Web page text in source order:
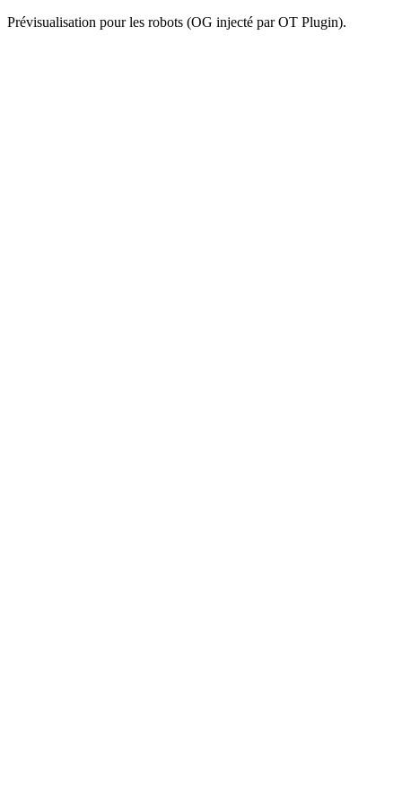
Prévisualisation pour les robots (OG injecté par OT Plugin).